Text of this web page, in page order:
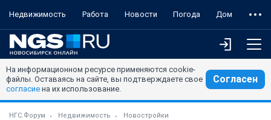
Недвижимость Работа Новости Погода Дом
На информационном ресурсе применяются cookie-
файлы. Оставаясь на сайте, вы подтверждаете свое
согласие на их использование.
Согласен
НГС.Форум Недвижимость Новостройки